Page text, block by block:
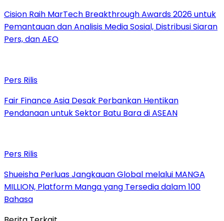
Cision Raih MarTech Breakthrough Awards 2026 untuk
Pemantauan dan Analisis Media Sosial, Distribusi Siaran
Pers, dan AEO
Pers Rilis
Fair Finance Asia Desak Perbankan Hentikan
Pendanaan untuk Sektor Batu Bara di ASEAN
Pers Rilis
Shueisha Perluas Jangkauan Global melalui MANGA
MILLION, Platform Manga yang Tersedia dalam 100
Bahasa